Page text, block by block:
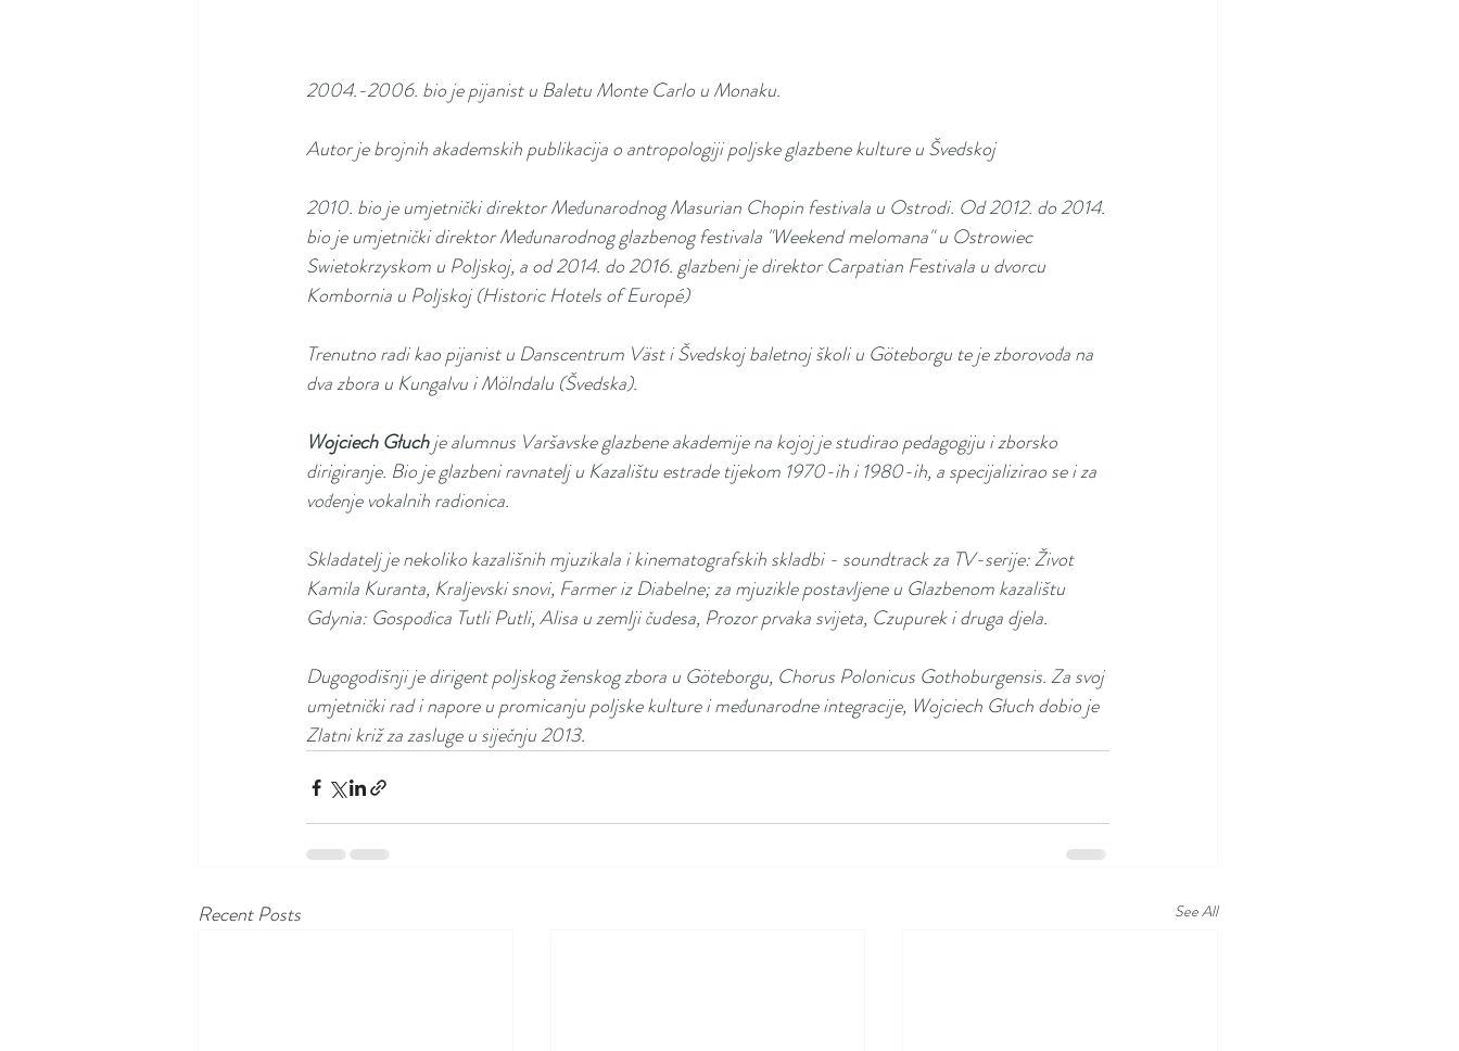
2004.-2006. bio je pijanist u Baletu Monte Carlo u Monaku.
Autor je brojnih akademskih publikacija o antropologiji poljske glazbene kulture u Švedskoj
2010. bio je umjetnički direktor Međunarodnog Masurian Chopin festivala u Ostrodi. Od 2012. do 2014.
bio je umjetnički direktor Međunarodnog glazbenog festivala "Weekend melomana" u Ostrowiec
Swietokrzyskom u Poljskoj, a od 2014. do 2016. glazbeni je direktor Carpatian Festivala u dvorcu
Kombornia u Poljskoj (Historic Hotels of Europé)
Trenutno radi kao pijanist u Danscentrum Väst i Švedskoj baletnoj školi u Göteborgu te je zborovođa na
dva zbora u Kungalvu i Mölndalu (Švedska).
Wojciech Głuch je alumnus Varšavske glazbene akademije na kojoj je studirao pedagogiju i zborsko
dirigiranje. Bio je glazbeni ravnatelj u Kazalištu estrade tijekom 1970-ih i 1980-ih, a specijalizirao se i za
vođenje vokalnih radionica.
Skladatelj je nekoliko kazališnih mjuzikala i kinematografskih skladbi - soundtrack za TV-serije: Život
Kamila Kuranta, Kraljevski snovi, Farmer iz Diabelne; za mjuzikle postavljene u Glazbenom kazalištu
Gdynia: Gospođica Tutli Putli, Alisa u zemlji čudesa, Prozor prvaka svijeta, Czupurek i druga djela.
Dugogodišnji je dirigent poljskog ženskog zbora u Göteborgu, Chorus Polonicus Gothoburgensis. Za svoj
umjetnički rad i napore u promicanju poljske kulture i međunarodne integracije, Wojciech Głuch dobio je
Zlatni križ za zasluge u siječnju 2013.
Recent Posts See All